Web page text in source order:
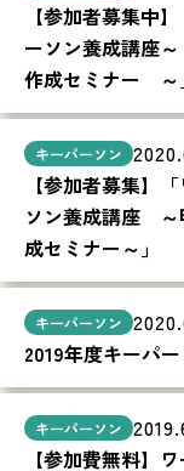
【参加者募集中
ーソン養成講座
作成セミナー ～
【参加者募集】
ソン養成講座 ～
成セミナー～」
2019年度キーパ
【参加費無料】